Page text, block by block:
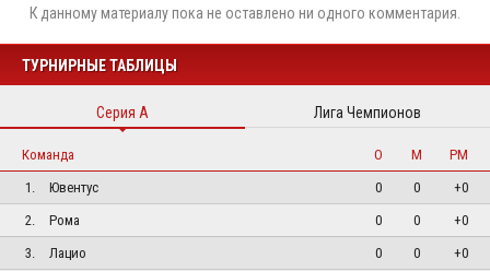
К данному материалу пока не оставлено ни одного комментария.
ТУРНИРНЫЕ ТАБЛИЦЫ
Серия А Лига Чемпионов
Команда О М
РМ
1.
Ювентус 0 0
+0
2.
Рома 0 0
+0
3.
Лацио 0 0
+0